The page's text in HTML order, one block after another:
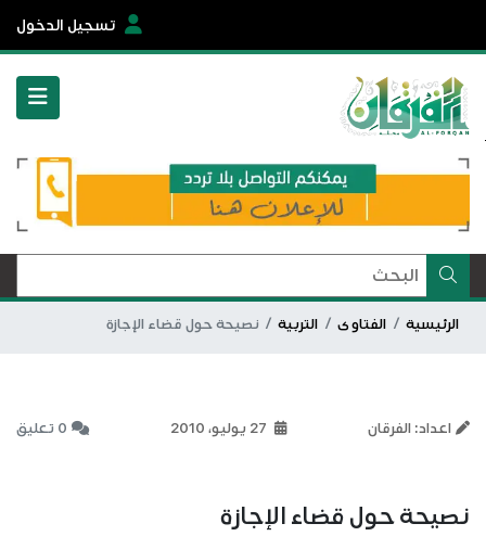
تسجيل الدخول
الرئيسية الفتاوى التربية نصيحة حول قضاء الإجازة
اعداد: الفرقان 0 تعليق
نصيحة حول قضاء الإجازة